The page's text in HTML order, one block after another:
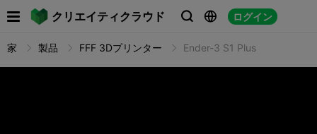
クリエイティクラウド   ログイン

家 製品 FFF 3Dプリンター Ender-3 S1 Plus